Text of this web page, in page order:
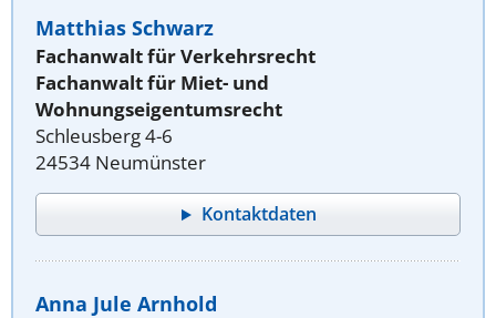
Matthias Schwarz
Fachanwalt für Verkehrsrecht
Fachanwalt für Miet- und
Wohnungseigentumsrecht
Schleusberg 4-6
24534 Neumünster
Kontaktdaten
Anna Jule Arnhold